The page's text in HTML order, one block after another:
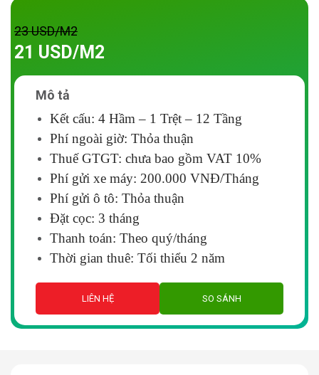
23 USD/M2
21 USD/M2
Mô tả
Kết cấu: 4 Hầm – 1 Trệt – 12 Tầng
Phí ngoài giờ: Thỏa thuận
Thuế GTGT: chưa bao gồm VAT 10%
Phí gửi xe máy: 200.000 VNĐ/Tháng
Phí gửi ô tô: Thỏa thuận
Đặt cọc: 3 tháng
Thanh toán: Theo quý/tháng
Thời gian thuê: Tối thiểu 2 năm
LIÊN HỆ SO SÁNH